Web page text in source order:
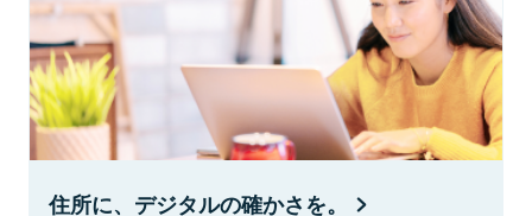
住所に、デジタルの確かさを。